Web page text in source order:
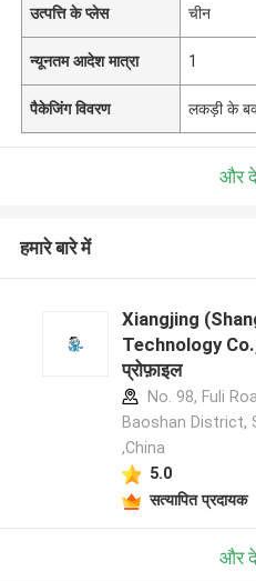
उत्पत्ति के प्लेस चीन
न्यूनतम आदेश मात्रा 1
पैकेजिंग विवरण लकड़ी के
और
हमारे बारे में
Xiangjing
Technology Co.,
प्रोफ़ाइल
No. 98, Fuli
Baoshan District,
,China
5.0
सत्यापित प्रदायक
और